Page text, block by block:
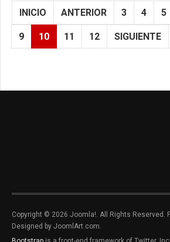
INICIO ANTERIOR 3 4 5
9 10 11 12 SIGUIENTE
Copyright © 2026 Joomla!. All Rights Reserved.
Designed by JoomlArt.com.